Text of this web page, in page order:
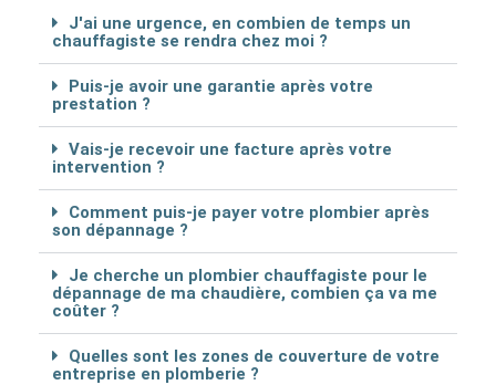
J'ai une urgence, en combien de temps un
chauffagiste se rendra chez moi ?
Puis-je avoir une garantie après votre
prestation ?
Vais-je recevoir une facture après votre
intervention ?
Comment puis-je payer votre plombier après
son dépannage ?
Je cherche un plombier chauffagiste pour le
dépannage de ma chaudière, combien ça va me
coûter ?
Quelles sont les zones de couverture de votre
entreprise en plomberie ?